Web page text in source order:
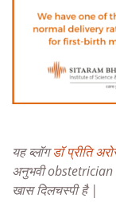
यह ब्लॉगडॉ प्रीति
अनुभवी
खास दिलचस्पी है |